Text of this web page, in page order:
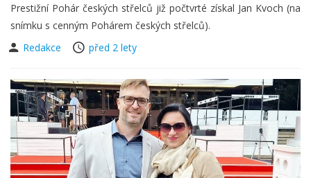
Prestižní Pohár českých střelců již počtvrté získal Jan Kvoch (na
snímku s cenným Pohárem českých střelců).
Redakce
před 2 lety